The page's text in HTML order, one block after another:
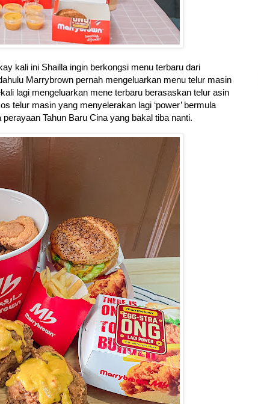
kali ini Shailla ingin berkongsi menu terbaru dari
Marrybrown pernah mengeluarkan menu telur masin
lagi mengeluarkan mene terbaru berasaskan telur asin
telur masin yang menyelerakan lagi ‘power’ bermula
perayaan Tahun Baru Cina yang bakal tiba nanti.